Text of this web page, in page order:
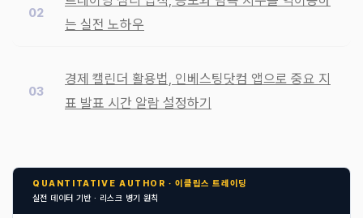
는 실전 노하우
경제 캘린더 활용법, 인베스팅닷컴 앱으로 중요 지
표 발표 시간 알람 설정하기
QUANTITATIVE AUTHOR · 이클립스 트레이딩
실전 데이터 기반 · 리스크 병기 원칙